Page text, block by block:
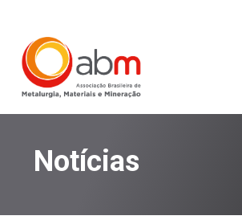
Notícias